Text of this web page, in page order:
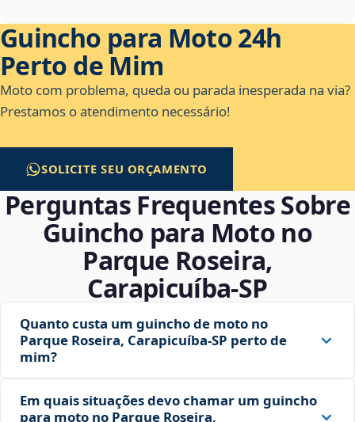
Guincho para Moto 24h
Perto de Mim
Moto com problema, queda ou parada inesperada na via?
Prestamos o atendimento necessário!
SOLICITE SEU ORÇAMENTO
Perguntas Frequentes Sobre
Guincho para Moto no
Parque Roseira,
Carapicuíba‑SP
Quanto custa um guincho de moto no
Parque Roseira, Carapicuíba‑SP perto de
mim?
Em quais situações devo chamar um guincho
para moto no Parque Roseira,